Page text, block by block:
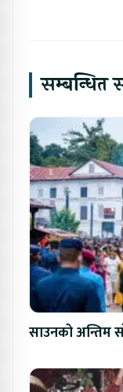
सम्बन्धित
साउनको अन्तिम